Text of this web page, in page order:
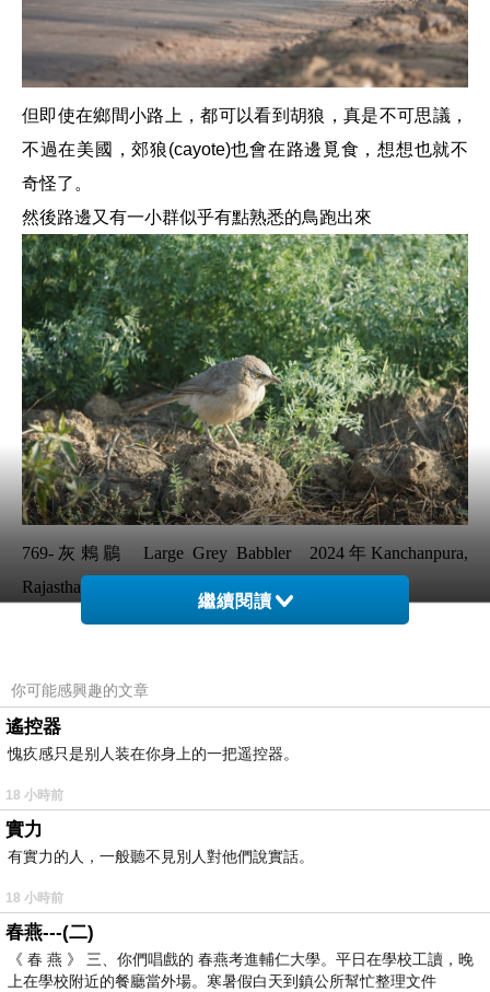
但即使在鄉間小路上，都可以看到胡狼，真是不可思議，
不過在美國，郊狼(cayote)也會在路邊覓食，想想也就不
奇怪了。
然後路邊又有一小群似乎有點熟悉的鳥跑出來
769-灰鶇鶥 Large Grey Babbler 2024年Kanchanpura,
Rajasthan, India
這是分布於南亞次大陸的普鳥（孟加拉以東無），跟之前
眼先藍灰色且面積大，也是憤怒鳥的架勢。
上一篇：
下一篇：770-白斑黑石䳭
繼續閱讀
你可能感興趣的文章
遙控器
愧疚感只是别人装在你身上的一把遥控器。
18 小時前
實力
有實力的人，一般聽不見別人對他們說實話。
18 小時前
春燕---(二)
《 春 燕 》 三、你們唱戲的 春燕考進輔仁大學。平日在學校工讀，晚
上在學校附近的餐廳當外場。寒暑假白天到鎮公所幫忙整理文件